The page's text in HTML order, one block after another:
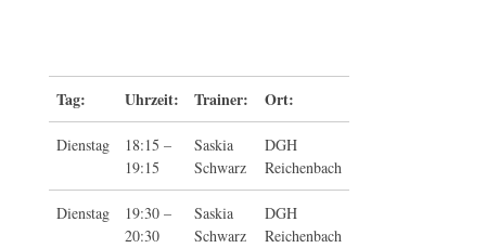
Tag: Uhrzeit: Trainer: Ort:
Dienstag
18:15 –
19:15
Saskia
Schwarz
DGH
Reichenbach
Dienstag
19:30 –
20:30
Saskia
Schwarz
DGH
Reichenbach